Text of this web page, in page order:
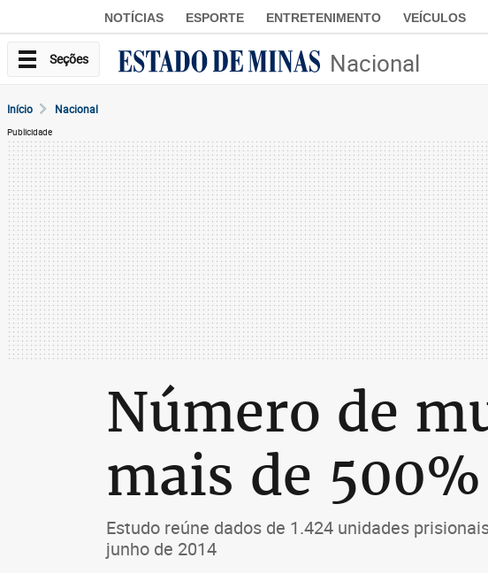
NOTÍCIAS ESPORTE ENTRETENIMENTO VEÍCULOS
Seções Nacional
Início Nacional
Publicidade
Número de
mais de
Estudo reúne dados de 1.424 unidades
junho de 2014